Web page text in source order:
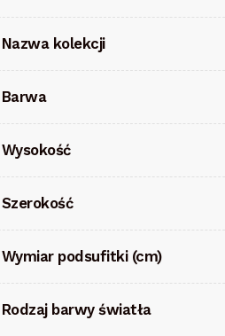
Nazwa kolekcji
Barwa
Wysokość
Szerokość
Wymiar podsufitki (cm)
Rodzaj barwy światła